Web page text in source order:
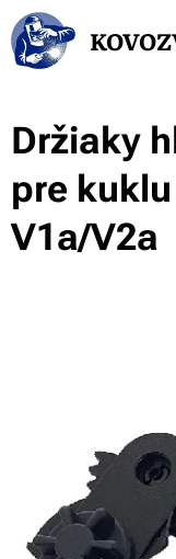
Držiaky
pre
V1a/V2a